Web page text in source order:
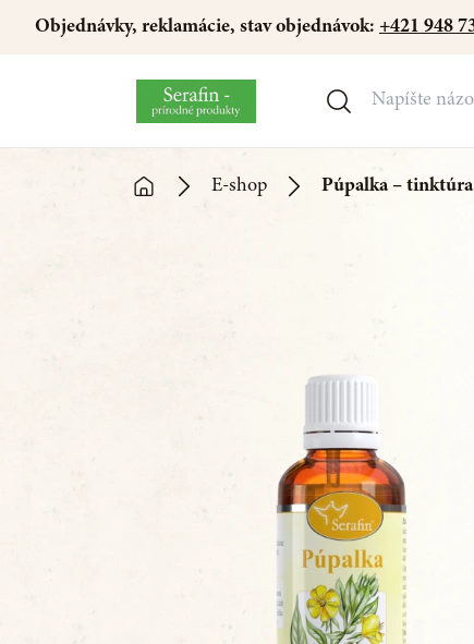
Objednávky, reklamácie, stav objednávok: +421 948
E-shop Púpalka –